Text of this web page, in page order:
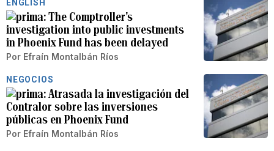
ENGLISH
The Comptroller's
investigation into public investments
in Phoenix Fund has been delayed
Por Efraín Montalbán Ríos
NEGOCIOS
Atrasada la investigación del
Contralor sobre las inversiones
públicas en Phoenix Fund
Por Efraín Montalbán Ríos